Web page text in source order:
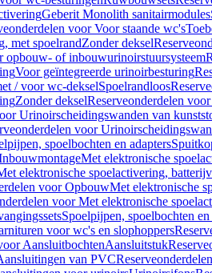
Geberit Monolith sanitairmodules
voor Voor staande wc's
met spoelrandZonder deksel
opbouw- of inbouwurinoirstuursysteem
Voor geïntegreerde urinoirbesturing
/ voor wc-dekselSpoelrandloos
Zonder dekselReserveonderdelen
Urinoirscheidingswanden van
voor
spoelbochten en adapters
Met elektronische
elektronische spoelactivering,
voor OpbouwMet elektronische
voor Met elektronische
Spoelpijpen, spoelbochten en
voor wc's en slophoppers
AansluitbochtenAansluitstuk
van PVC